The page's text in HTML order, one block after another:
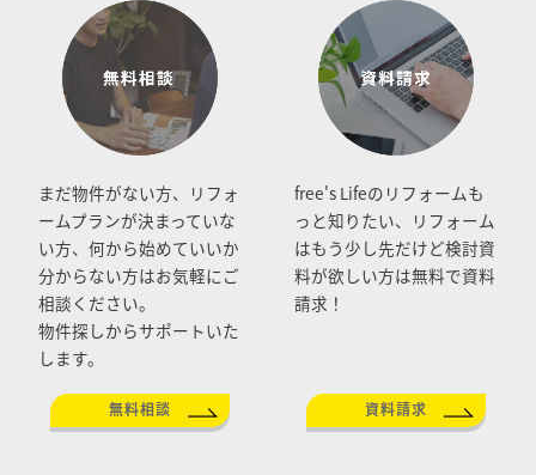
まだ物件がない方、リフォ
ームプランが決まっていな
い方、何から始めていいか
分からない方はお気軽にご
相談ください。
物件探しからサポートいた
します。
無料相談
free's Lifeのリフォームも
っと知りたい、リフォーム
はもう少し先だけど検討資
料が欲しい方は無料で資料
請求！
資料請求